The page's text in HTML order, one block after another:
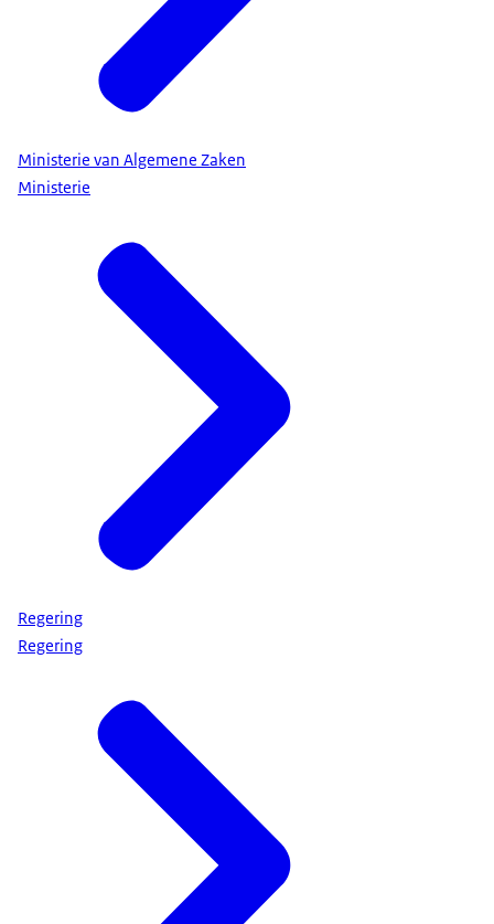
Ministerie van Algemene Zaken
Ministerie
Regering
Regering